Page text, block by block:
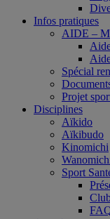
Infos pratiques
AIDE –
Spécial
Projet
Disciplines
Aïkido
Aïkibudo
Kinomichi
Sport